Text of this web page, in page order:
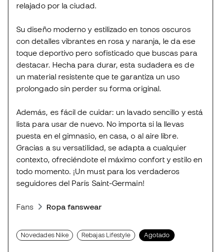
relajado por la ciudad.
Su diseño moderno y estilizado en tonos oscuros
con detalles vibrantes en rosa y naranja, le da ese
toque deportivo pero sofisticado que buscas para
destacar. Hecha para durar, esta sudadera es de
un material resistente que te garantiza un uso
prolongado sin perder su forma original.
Además, es fácil de cuidar: un lavado sencillo y está
lista para usar de nuevo. No importa si la llevas
puesta en el gimnasio, en casa, o al aire libre.
Gracias a su versatilidad, se adapta a cualquier
contexto, ofreciéndote el máximo confort y estilo en
todo momento. ¡Un must para los verdaderos
seguidores del París Saint-Germain!
Fans Ropa fanswear
Novedades Nike Rebajas Lifestyle Agotado